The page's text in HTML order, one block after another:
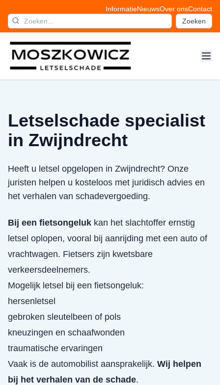
InformatieNieuwsOver onsContact
Zoeken
Letselschade specialist
in Zwijndrecht
Heeft u letsel opgelopen in Zwijndrecht? Onze
juristen helpen u kosteloos met juridisch advies en
het verhalen van schadevergoeding.
Bij een fietsongeluk kan het slachtoffer ernstig
letsel oplopen, vooral bij aanrijding met een auto of
vrachtwagen. Fietsers zijn kwetsbare
verkeersdeelnemers.
Mogelijk letsel bij een fietsongeluk:
hersenletsel
gebroken sleutelbeen of pols
kneuzingen en schaafwonden
traumatische ervaringen
Vaak is de automobilist aansprakelijk. Wij helpen
bij het verhalen van de schade.